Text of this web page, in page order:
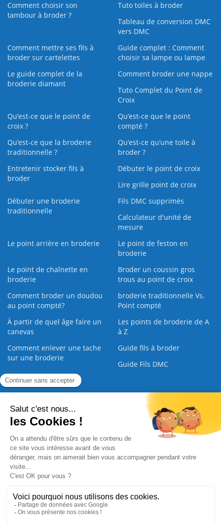
Comment choisir son
tambour à broder ?
Tuto toiles à broder
Tableau de conversion DMC
vers DMC
Comment mettre ses fils à
broder sur cartelettes
Guide complet : Comment
choisir sa lampe ou lampe
Le guide complet de la
broderie diamant
Comment broder une nappe
Tuto Complet du Point de
Croix
Qu’est-ce que le point de
croix ?
Qu’est-ce que le point
compté ?
Qu’est-ce que la broderie
traditionnelle ?
Qu’est‑ce qu’une toile à
broder ?
Entretenir stocker fils à
broder
Débuter le point de croix
Lire grille point de croix
Débuter une broderie
traditionnelle
Fils DMC supprimés
Calculateur d'unité de
mesure
Le point arrière en broderie
Le point de feston en
broderie
Le point de chaînette en
broderie
Broder un coussin gros
trous au point de croix
Comment broder un doudou
au point compté?
broderie traditionnelle Vs.
Point compté
À partir de quel âge faire un
canevas
Les points de broderie de A
à Z
Comment enlever une tache
sur une broderie
Guide fils à broder
Guide Fils DMC
Guide de la Broderie
Commande Papier Qui sommes nous Nous contacter |
Paiement sécurisé
2008 - 2026 © CreaMagic. ALL Rights Reserved.